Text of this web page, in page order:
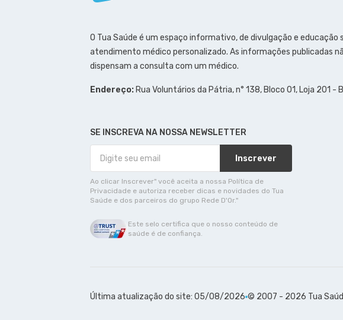
O Tua Saúde é um espaço informativo, de divulgação e
atendimento médico personalizado. As informações publicadas
dispensam a consulta com um médico.
Endereço: Rua Voluntários da Pátria, n° 138, Bloco 01, Loja 201
SE INSCREVA NA NOSSA NEWSLETTER
Inscrever
Ao clicar Inscrever" você aceita a nossa Política de
Privacidade e autoriza receber dicas e novidades do Tua
Saúde e dos parceiros do grupo Rede D'Or."
Este selo certifica que o nosso conteúdo de
saúde é de confiança.
Última atualização do site: 05/08/2026 © 2007 - 2026 Tua